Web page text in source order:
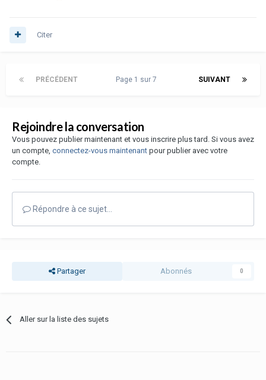
Citer
PRÉCÉDENT SUIVANT
Page 1 sur 7
Rejoindre la conversation
Vous pouvez publier maintenant et vous inscrire plus tard. Si vous avez
un compte, connectez-vous maintenant pour publier avec votre
compte.
Répondre à ce sujet…
Partager Abonnés 0
Aller sur la liste des sujets